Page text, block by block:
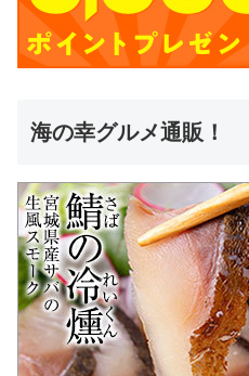
海の幸グルメ通販！